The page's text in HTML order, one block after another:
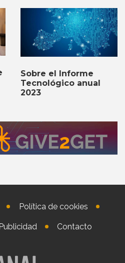
Sobre el Informe
Tecnológico anual
2023
Política de cookies
Contacto